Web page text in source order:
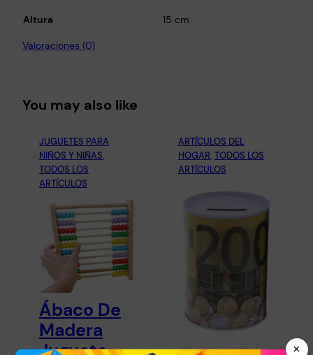
×
Altura 15 cm
Valoraciones (0)
You may also like
JUGUETES PARA
NIÑOS Y NIÑAS
TODOS LOS
ARTÍCULOS
Ábaco De
Madera
ARTÍCULOS DEL
HOGAR, TODOS LOS
ARTÍCULOS